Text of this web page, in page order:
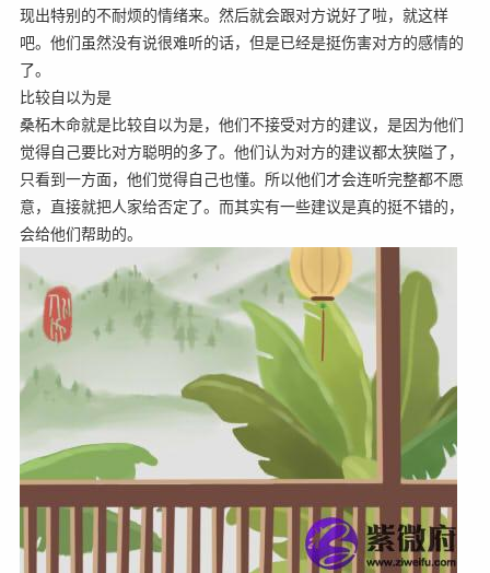
现出特别的不耐烦的情绪来。然后就会跟对方说好了啦，就这样
吧。他们虽然没有说很难听的话，但是已经是挺伤害对方的感情的
了。
比较自以为是
桑柘木命就是比较自以为是，他们不接受对方的建议，是因为他们
觉得自己要比对方聪明的多了。他们认为对方的建议都太狭隘了，
只看到一方面，他们觉得自己也懂。所以他们才会连听完整都不愿
意，直接就把人家给否定了。而其实有一些建议是真的挺不错的，
会给他们帮助的。